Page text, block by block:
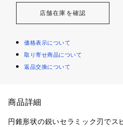
店舗在庫を確認
価格表示について
取り寄せ商品について
返品交換について
商品詳細
円錐形状の鋭いセラミック刃でス